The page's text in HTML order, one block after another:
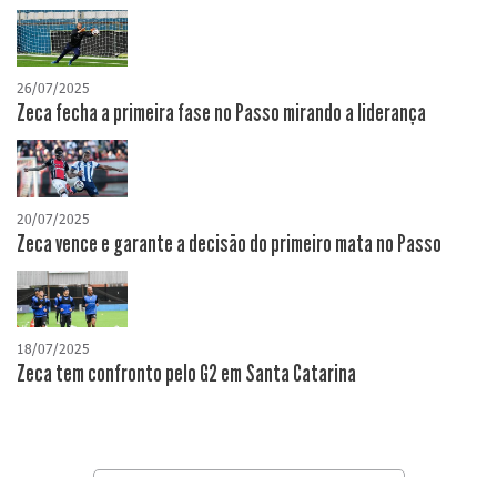
26/07/2025
Zeca fecha a primeira fase no Passo mirando a liderança
20/07/2025
Zeca vence e garante a decisão do primeiro mata no Passo
18/07/2025
Zeca tem confronto pelo G2 em Santa Catarina